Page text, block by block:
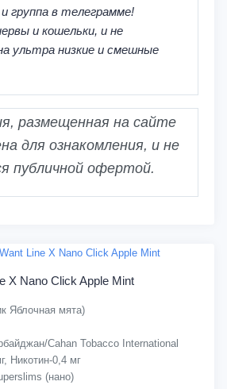
группа в телеграмме!
и кошельки, и не
ультра низкие и смешные
размещенная на сайте
для ознакомления, и не
публичной офертой.
X Nano Click Apple Mint
Яблочная мята)
Cahan Tobacco International
Никотин-0,4 мг
(нано)